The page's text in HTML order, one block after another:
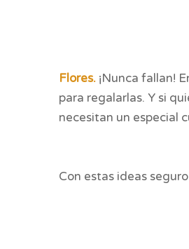
Flores.¡Nunca fallan!
para regalarlas. Y si
necesitan un especial
Con estas ideas